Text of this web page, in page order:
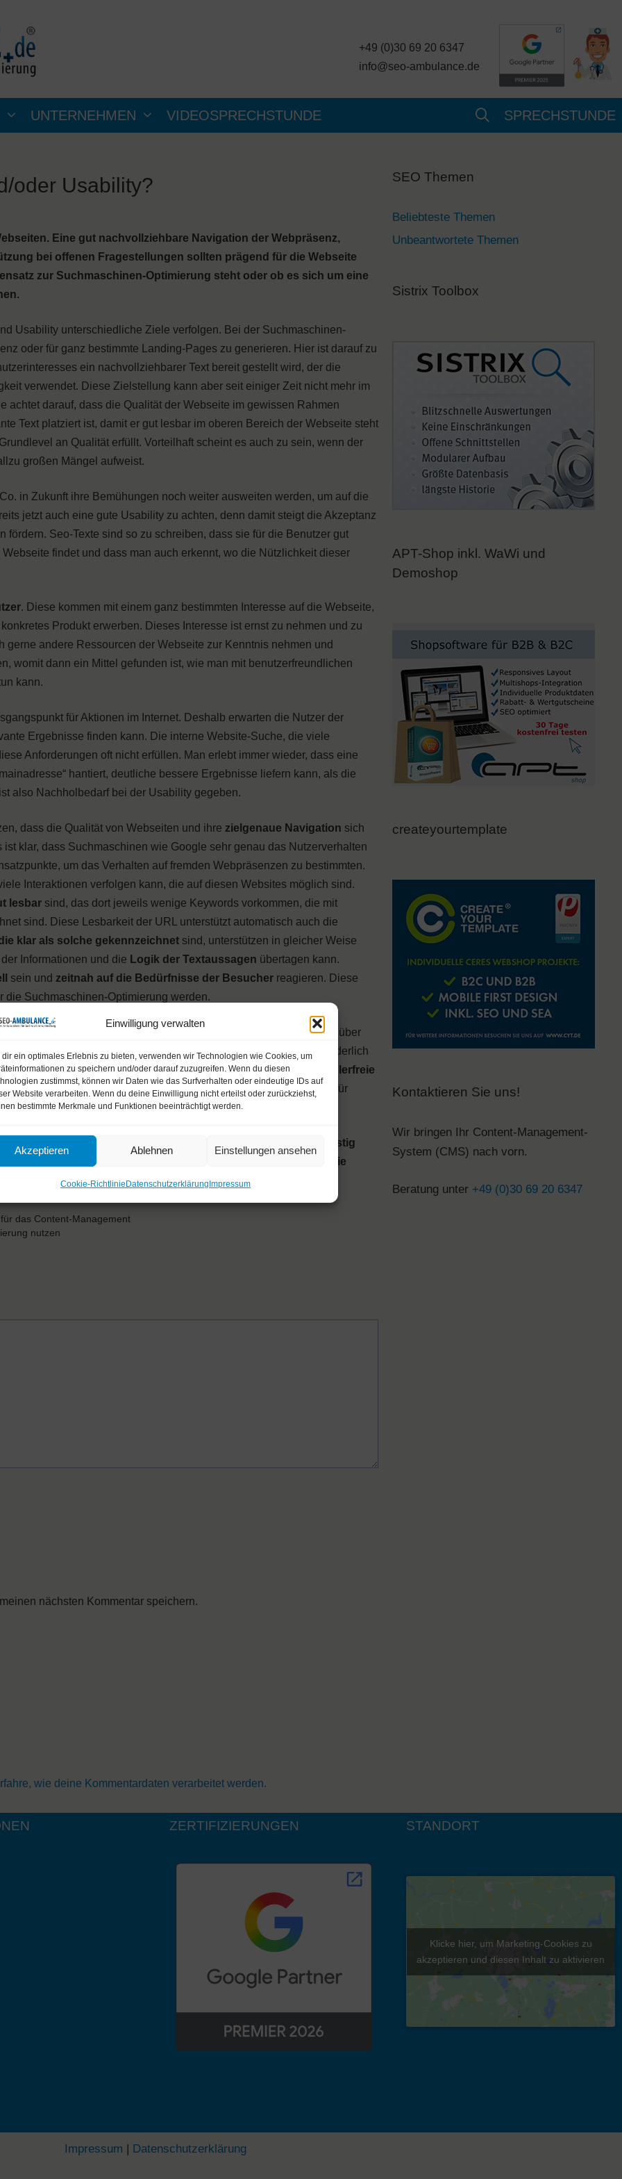
Einwilligung verwalten
dir ein optimales Erlebnis zu bieten, verwenden wir Technologien wie Cookies, um
zu speichern und/oder darauf zuzugreifen. Wenn du diesen
zustimmst, können wir Daten wie das Surfverhalten oder eindeutige IDs auf
Website verarbeiten. Wenn du deine Einwilligung nicht erteilst oder zurückziehst,
bestimmte Merkmale und Funktionen beeinträchtigt werden.
Akzeptieren Ablehnen Einstellungen ansehen
Cookie-RichtlinieDatenschutzerklärungImpressum
+49 (0)30 69 20 6347
info@seo-ambulance.de
UNTERNEHMEN VIDEOSPRECHSTUNDE SPRECHSTUNDE
oder Usability?
Eine gut nachvollziehbare Navigation der Webpräsenz,
bei offenen Fragestellungen sollten prägend für die Webseite
zur Suchmaschinen-Optimierung steht oder ob es sich um eine
Usability unterschiedliche Ziele verfolgen. Bei der Suchmaschinen-
oder für ganz bestimmte Landing-Pages zu generieren. Hier ist darauf zu
ein nachvollziehbarer Text bereit gestellt wird, der die
verwendet. Diese Zielstellung kann aber seit einiger Zeit nicht mehr im
darauf, dass die Qualität der Webseite im gewissen Rahmen
Text platziert ist, damit er gut lesbar im oberen Bereich der Webseite steht
an Qualität erfüllt. Vorteilhaft scheint es auch zu sein, wenn der
großen Mängel aufweist.
in Zukunft ihre Bemühungen noch weiter ausweiten werden, um auf die
jetzt auch eine gute Usability zu achten, denn damit steigt die Akzeptanz
Seo-Texte sind so zu schreiben, dass sie für die Benutzer gut
findet und dass man auch erkennt, wo die Nützlichkeit dieser
. Diese kommen mit einem ganz bestimmten Interesse auf die Webseite,
Produkt erwerben. Dieses Interesse ist ernst zu nehmen und zu
andere Ressourcen der Webseite zur Kenntnis nehmen und
womit dann ein Mittel gefunden ist, wie man mit benutzerfreundlichen
kann.
für Aktionen im Internet. Deshalb erwarten die Nutzer der
Ergebnisse finden kann. Die interne Website-Suche, die viele
Anforderungen oft nicht erfüllen. Man erlebt immer wieder, dass eine
hantiert, deutliche bessere Ergebnisse liefern kann, als die
also Nachholbedarf bei der Usability gegeben.
dass die Qualität von Webseiten und ihre zielgenaue Navigation sich
klar, dass Suchmaschinen wie Google sehr genau das Nutzerverhalten
um das Verhalten auf fremden Webpräsenzen zu bestimmten.
Interaktionen verfolgen kann, die auf diesen Websites möglich sind.
lesbar sind, das dort jeweils wenige Keywords vorkommen, die mit
sind. Diese Lesbarkeit der URL unterstützt automatisch auch die
klar als solche gekennzeichnet sind, unterstützen in gleicher Weise
der Informationen und die Logik der Textaussagen übertagen kann.
sein und zeitnah auf die Bedürfnisse der Besucher reagieren. Diese
Suchmaschinen-Optimierung werden.
oder die Barrierearmut der Webpräsenz. Man kann diese über
Besuchern benutzen, um hier Verbesserungen zu erreichen. Förderlich
Usability ist schlanker Code,derschnellen Seitenaufbau
fehlerfreie
ist eine gleichermaßen wichtige Anforderung für Usability wie für
und Usability sich wechselseitig unterstützen. Ein langfristig
durch Usability und kann sogar darauf setzen, dass die
werden.
das Content-Management
nutzen
nächsten Kommentar speichern.
wie deine Kommentardaten verarbeitet werden.
SEO Themen
Beliebteste Themen
Unbeantwortete Themen
Sistrix Toolbox
APT-Shop inkl. WaWi und
Demoshop
createyourtemplate
Kontaktieren Sie uns!
Wir bringen Ihr Content-Management-
System (CMS) nach vorn.
Beratung unter +49 (0)30 69 20 6347
ZERTIFIZIERUNGEN STANDORT
Klicke hier, um Marketing-Cookies zu
akzeptieren und diesen Inhalt zu aktivieren
Impressum Datenschutzerklärung